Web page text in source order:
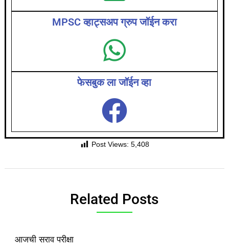
MPSC व्हाट्सअप ग्रुप जॉईन करा
फेसबुक ला जॉईन व्हा
Post Views: 5,408
Related Posts
आजची सराव परीक्षा